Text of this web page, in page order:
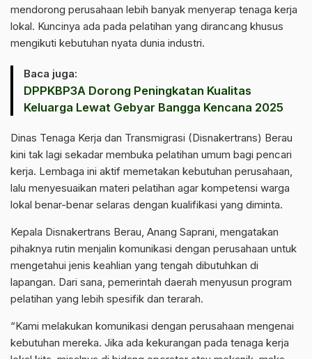
mendorong perusahaan lebih banyak menyerap tenaga kerja
lokal. Kuncinya ada pada pelatihan yang dirancang khusus
mengikuti kebutuhan nyata dunia industri.
Baca juga:
DPPKBP3A Dorong Peningkatan Kualitas
‎Keluarga Lewat Gebyar Bangga Kencana 2025
Dinas Tenaga Kerja dan Transmigrasi (Disnakertrans) Berau
kini tak lagi sekadar membuka pelatihan umum bagi pencari
kerja. Lembaga ini aktif memetakan kebutuhan perusahaan,
lalu menyesuaikan materi pelatihan agar kompetensi warga
lokal benar-benar selaras dengan kualifikasi yang diminta.
Kepala Disnakertrans Berau, Anang Saprani, mengatakan
pihaknya rutin menjalin komunikasi dengan perusahaan untuk
mengetahui jenis keahlian yang tengah dibutuhkan di
lapangan. Dari sana, pemerintah daerah menyusun program
pelatihan yang lebih spesifik dan terarah.
“Kami melakukan komunikasi dengan perusahaan mengenai
kebutuhan mereka. Jika ada kekurangan pada tenaga kerja